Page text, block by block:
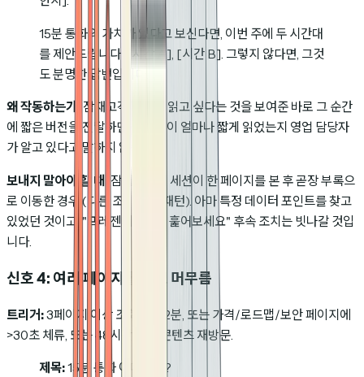
15분 통화의 가치가 있다고 보신다면, 이번 주에 두 시간대
를 제안드립니다: [시간 A], [시간 B]. 그렇지 않다면, 그것
도 분명한 답변입니다.
왜 작동하는가:
잠재고객이 짧게 읽고 싶다는 것을 보여준 바로 그 순간
에 짧은 버전을 전달하면서, 그들이 얼마나 짧게 읽었는지 영업 담당자
가 알고 있다고 말하지 않습니다.
보내지 말아야 할 때: 잠재고객의 세션이 한 페이지를 본 후 곧장 부록으
로 이동한 경우 (다른 조기 이탈 패턴). 아마 특정 데이터 포인트를 찾고
있었던 것이고, "프레젠테이션을 훑어보세요" 후속 조치는 빗나갈 것입
니다.
신호 4: 여러 페이지를 보고 머무름
트리거:3페이지 이상 조회, 총 >2분, 또는 가격/로드맵/보안 페이지에
>30초 체류, 또는 48시간 이내 콘텐츠 재방문.
제목:15분 통화 어떠세요?